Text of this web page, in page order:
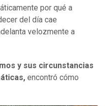
por qué a
del día cae
velozmente a
y sus circunstancias
encontró cómo